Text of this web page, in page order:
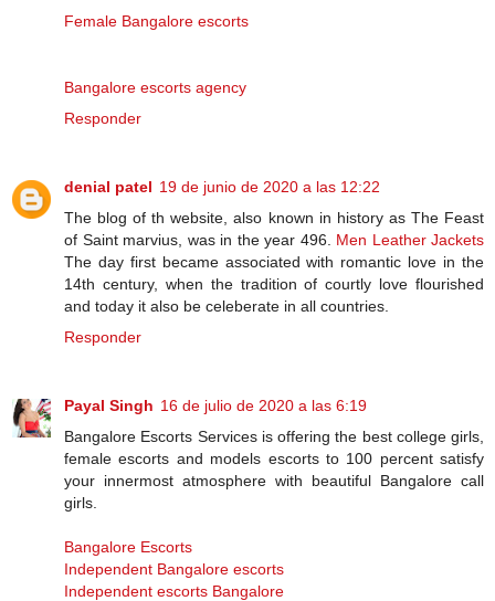
Female Bangalore escorts
Bangalore escorts agency
Responder
denial patel 19 de junio de 2020 a las 12:22
The blog of th website, also known in history as The Feast
of Saint marvius, was in the year 496. Men Leather Jackets
The day first became associated with romantic love in the
14th century, when the tradition of courtly love flourished
and today it also be celeberate in all countries.
Responder
Payal Singh 16 de julio de 2020 a las 6:19
Bangalore Escorts Services is offering the best college girls,
female escorts and models escorts to 100 percent satisfy
your innermost atmosphere with beautiful Bangalore call
girls.
Bangalore Escorts
Independent Bangalore escorts
Independent escorts Bangalore